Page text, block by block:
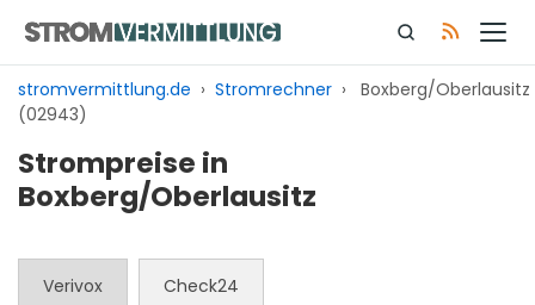
Inhalt
springen
stromvermittlung.de › Stromrechner › Boxberg/Oberlausitz
(02943)
Strompreise in
Boxberg/Oberlausitz
Verivox Check24